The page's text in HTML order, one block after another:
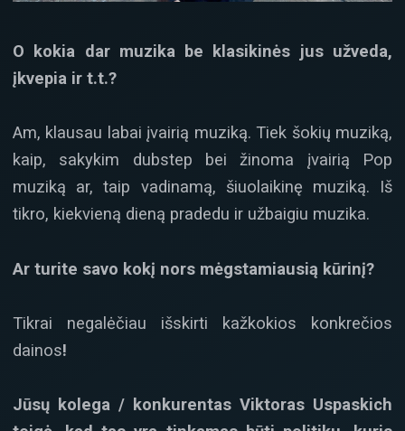
O kokia dar muzika be klasikinės jus užveda,
įkvepia ir t.t.?
Am, klausau labai įvairią muziką. Tiek šokių muziką,
kaip, sakykim dubstep bei žinoma įvairią Pop
muziką ar, taip vadinamą, šiuolaikinę muziką. Iš
tikro, kiekvieną dieną pradedu ir užbaigiu muzika.
Ar turite savo kokį nors mėgstamiausią kūrinį?
Tikrai negalėčiau išskirti kažkokios konkrečios
dainos!
Jūsų kolega / konkurentas Viktoras Uspaskich